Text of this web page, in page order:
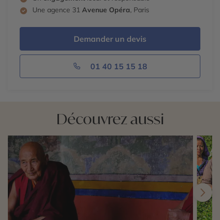
Une agence 31 Avenue Opéra, Paris
Demander un devis
01 40 15 15 18
Découvrez aussi